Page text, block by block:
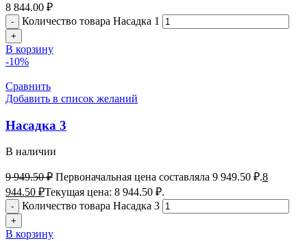
8 844.00 ₽
Количество товара Насадка 1
В корзину
-10%
Сравнить
Добавить в список желаний
Насадка 3
В наличии
9 949.50₽ Первоначальная цена составляла 9 949.50 ₽.8
944.50 ₽Текущая цена: 8 944.50 ₽.
Количество товара Насадка 3
В корзину